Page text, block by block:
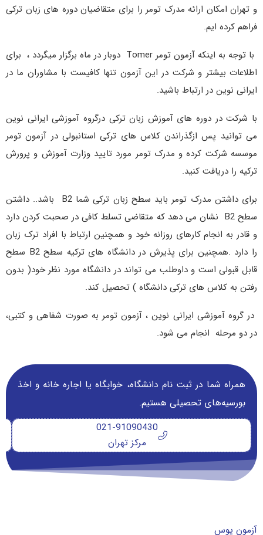
و تهران امکان ارائه مدرک تومر را برای متقاضیان دوره های زبان ترکی
فراهم کرده ایم.
با توجه به اینکه آزمون تومر Tomer دوبار در ماه برگزار میگردد ، برای
اطلاعات بیشتر و شرکت در این آزمون تنها کافیست با مشاوران ما در
ایرانی نوین در ارتباط باشید.
با شرکت در دوره های آموزش زبان ترکی درگروه آموزشی ایرانی نوین
می توانید پس ازگذراندن کلاس های ترکی استانبولی در آزمون تومر
موسسه شرکت کرده و مدرک تومر مورد تایید وزارت آموزش و پرورش
ترکیه را دریافت کنید.
برای داشتن مدرک تومر باید سطح زبان ترکی شما B2 باشد.. داشتن
سطح B2 نشان می دهد که متقاضی تسلط کافی در صحبت کردن دارد
و قادر به انجام کارهای روزانه خود و همچنین ارتباط با افراد ترک زبان
را دارد .همچنین برای پذیرش در دانشگاه های ترکیه سطح B2 سطح
قابل قبولی است و داوطلب می تواند در دانشگاه مورد نظر خود( بدون
رفتن به کلاس های ترکی دانشگاه ) تحصیل کند.
در گروه آموزشی ایرانی نوین ، آزمون تومر به صورت شفاهی و کتبی،
در دو مرحله انجام می شود.​
همراه شما در ثبت نام دانشگاه‌، خوابگاه یا اجاره خانه و اخذ
بورسیه‌های تحصیلی هستیم.
021-91090430
مرکز تهران
آزمون یوس